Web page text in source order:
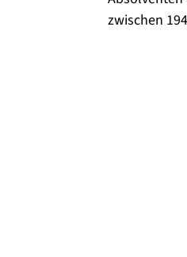
zwischen